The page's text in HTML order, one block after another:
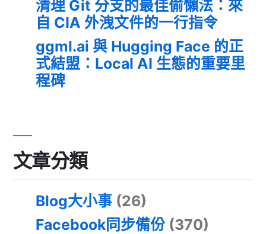
清理 Git 分支的最佳偷懶法：來
自 CIA 外洩文件的一行指令
ggml.ai 與 Hugging Face 的正
式結盟：Local AI 生態的重要里
程碑
文章分類
Blog大小事 (26)
Facebook同步備份 (370)